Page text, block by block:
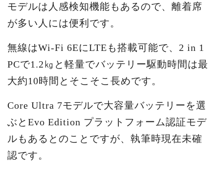
モデルは人感検知機能もあるので、離着席
が多い人には便利です。
無線はWi-Fi 6EにLTEも搭載可能で、2 in 1
PCで1.2㎏と軽量でバッテリー駆動時間は最
大約10時間とそこそこ長めです。
Core Ultra 7モデルで大容量バッテリーを選
ぶとEvo Edition プラットフォーム認証モデ
ルもあるとのことですが、執筆時現在未確
認です。